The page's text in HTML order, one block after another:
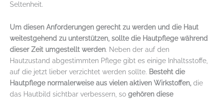
Seltenheit.
Um diesen Anforderungen gerecht zu werden und die Haut
weitestgehend zu unterstützen, sollte die Hautpflege während
dieser Zeit umgestellt werden. Neben der auf den
Hautzustand abgestimmten Pflege gibt es einige Inhaltsstoffe,
auf die jetzt lieber verzichtet werden sollte. Besteht die
Hautpflege normalerweise aus vielen aktiven Wirkstoffen, die
das Hautbild sichtbar verbessern, so gehören diese